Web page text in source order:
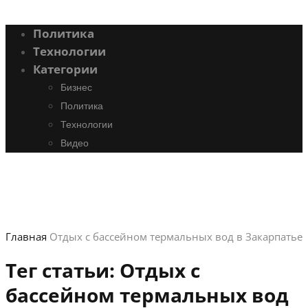
Политика
Технологии
Категории
Бизнес
Политика
Технологии
Видео
Главная Отдых с бассейном термальных вод в Закарпатье
Тег статьи: Отдых с
бассейном термальных вод